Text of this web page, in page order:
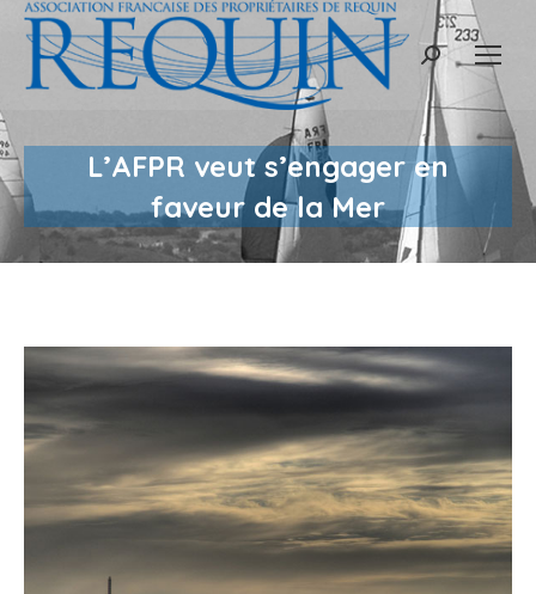
Recherche
L’AFPR veut s’engager en
faveur de la Mer